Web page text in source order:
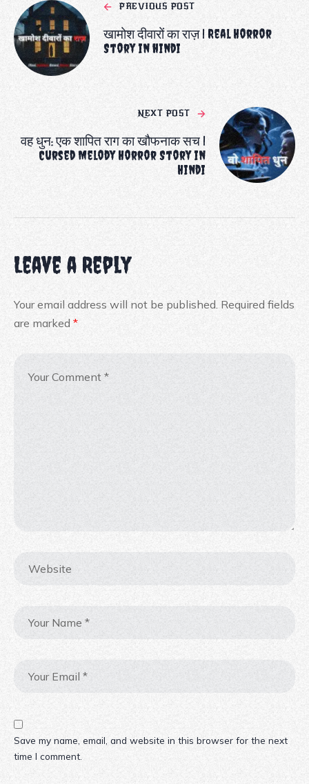
PREVIOUS POST
खामोश दीवारों का राज़ | Real Horror
Story in hindi
NEXT POST
वह धुन: एक शापित राग का खौफनाक सच |
Cursed Melody Horror Story in
Hindi
Leave a Reply
Your email address will not be published. Required fields
are marked *
Save my name, email, and website in this browser for the next
time I comment.